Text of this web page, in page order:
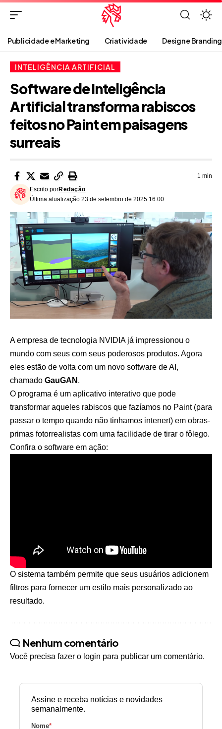
Publicidade e Marketing Criatividade Design e Branding
INTELIGÊNCIA ARTIFICIAL
Software de Inteligência
Artificial transforma rabiscos
feitos no Paint em paisagens
surreais
Última atualização 23 de setembro de 2025 16:00
Escrito porRedação
1 min
A empresa de tecnologia NVIDIA já impressionou o
mundo com seus com seus poderosos produtos. Agora
eles estão de volta com um novo software de AI,
chamado GauGAN .
O programa é um aplicativo interativo que pode
transformar aqueles rabiscos que fazíamos no Paint (para
passar o tempo quando não tinhamos intenert) em obras-
primas fotorrealistas com uma facilidade de tirar o fôlego.
Confira o software em ação:
O sistema também permite que seus usuários adicionem
filtros para fornecer um estilo mais personalizado ao
resultado.
Nenhum comentário
Você precisa fazer o login para publicar um comentário.
Assine e receba notícias e novidades
semanalmente.
Nome*